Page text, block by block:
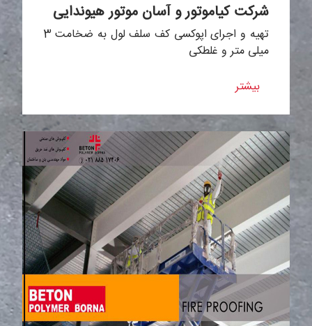
شرکت کیاموتور و آسان موتور هیوندایی
تهیه و اجرای اپوکسی کف سلف لول به ضخامت 3
میلی متر و غلطکی
بیشتر